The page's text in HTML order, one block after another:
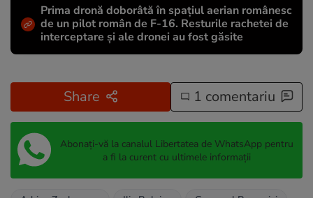
Prima dronă doborâtă în spațiul aerian românesc
de un pilot român de F-16. Resturile rachetei de
interceptare și ale dronei au fost găsite
Share 1 comentariu
Abonați-vă la canalul Libertatea de WhatsApp pentru
a fi la curent cu ultimele informații